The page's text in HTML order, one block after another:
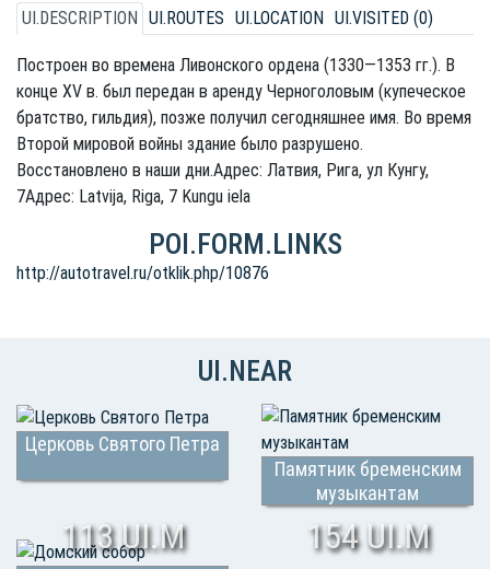
UI.DESCRIPTION UI.ROUTES UI.LOCATION UI.VISITED (0)
Построен во времена Ливонского ордена (1330—1353 гг.). В
конце XV в. был передан в аренду Черноголовым (купеческое
братство, гильдия), позже получил сегодняшнее имя. Во время
Второй мировой войны здание было разрушено.
Восстановлено в наши дни.Адрес: Латвия, Рига, ул Кунгу,
7Адрес: Latvija, Riga, 7 Kungu iela
POI.FORM.LINKS
http://autotravel.ru/otklik.php/10876
UI.NEAR
Церковь Святого Петра
113 UI.M
Памятник бременским
музыкантам
154 UI.M